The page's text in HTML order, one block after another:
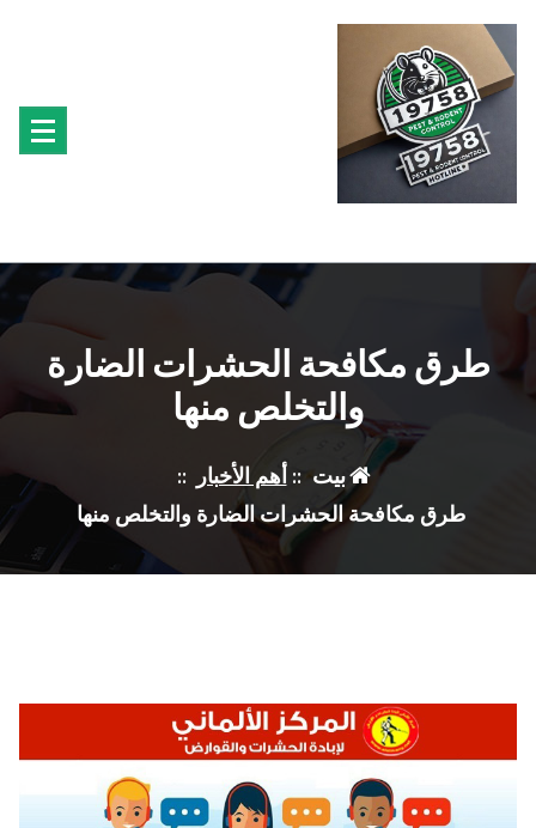
المحتوى
طرق مكافحة الحشرات الضارة
والتخلص منها
بيت ::أهم الأخبار
::
طرق مكافحة الحشرات الضارة والتخلص منها